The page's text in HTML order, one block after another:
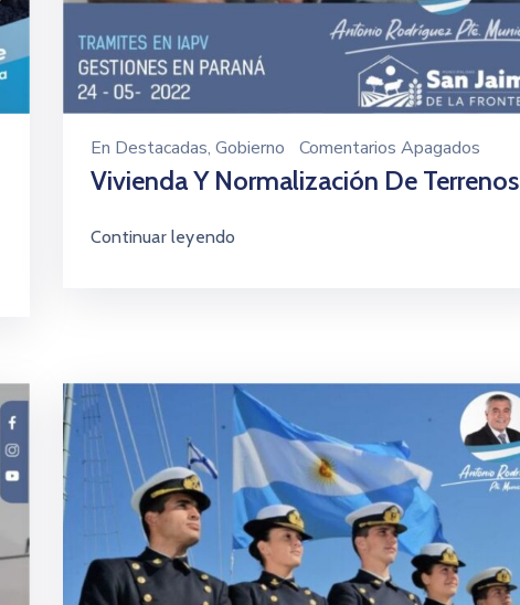
En Destacadas‚ Gobierno Comentarios Apagados
Vivienda Y Normalización De Terrenos
Continuar leyendo